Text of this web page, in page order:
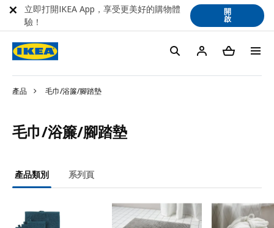
產品 毛巾/浴簾/腳踏墊
毛巾/浴簾/腳踏墊
產品類別 系列頁
立即打開IKEA App，享受更美好的購物體
驗！
開
啟